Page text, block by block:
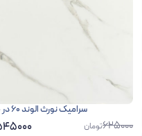
سرامیک نورث الوند 60 در 60 براق
625000تومان